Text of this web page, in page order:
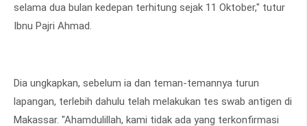
selama dua bulan kedepan terhitung sejak 11 Oktober," tutur
Ibnu Pajri Ahmad.
Dia ungkapkan, sebelum ia dan teman-temannya turun
lapangan, terlebih dahulu telah melakukan tes swab antigen di
Makassar. "Ahamdulillah, kami tidak ada yang terkonfirmasi